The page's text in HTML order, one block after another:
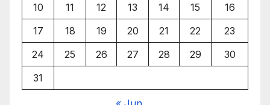
10
11 12 13 14 15
16
17
18 19 20 21 22
23
24
25 26 27 28 29
30
31